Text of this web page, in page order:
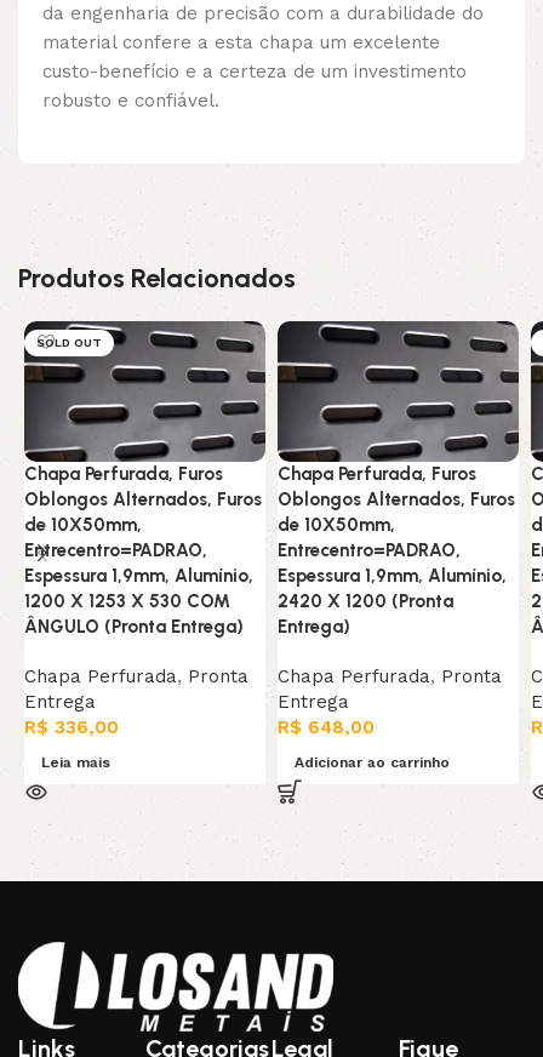
da engenharia de precisão com a durabilidade do
material confere a esta chapa um excelente
custo-benefício e a certeza de um investimento
robusto e confiável.
Produtos Relacionados
SOLD OUT
Chapa Perfurada, Furos
Oblongos Alternados, Furos
de 10X50mm,
Entrecentro=PADRAO,
Espessura 1,9mm, Alumínio,
1200 X 1253 X 530 COM
ÂNGULO (Pronta Entrega)
Chapa Perfurada, Pronta
Entrega
R$ 336,00
Leia mais
Chapa Perfurada, Furos
Oblongos Alternados, Furos
de 10X50mm,
Entrecentro=PADRAO,
Espessura 1,9mm, Alumínio,
2420 X 1200 (Pronta
Entrega)
Chapa Perfurada, Pronta
Entrega
R$ 648,00
Adicionar ao carrinho
Links CategoriasLegal Fique